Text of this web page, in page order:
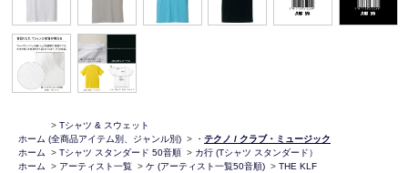
ホーム
> Tシャツ & スウェット
(全商品アイテム別、ジャンル別) > ・ テクノ / クラブ・ミュージック
ホーム
> Tシャツ スタンダード 50音順 > カ行 (Tシャツ スタンダード）
ホーム
> アーティスト一覧 > ケ (アーティスト一覧50音順) > THE KLF